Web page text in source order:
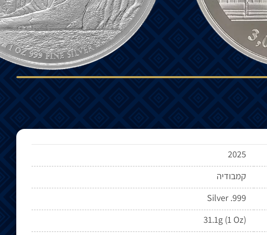
לסל
2025
קמבודיה
Silver .999
31.1g (1 Oz)